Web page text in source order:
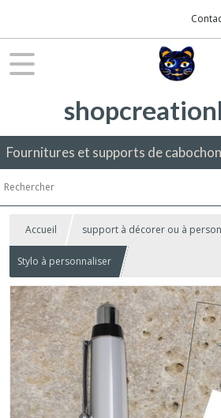
Accueil support à décorer ou à
Stylo à personnaliser